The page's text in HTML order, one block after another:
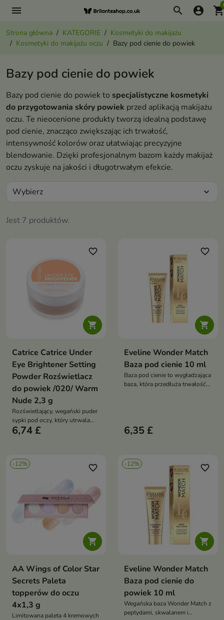
menu search account_circle
Strona główna KATEGORIE
Kosmetyki do makijażu
Kosmetyki do makijażu oczu
Bazy pod cienie do powiek
Bazy pod cienie do powiek
Bazy pod cienie do powiek to specjalistyczne kosmetyki
do przygotowania skóry powiek przed aplikacją makijażu
oczu. Te nieocenione produkty tworzą idealną podstawę
pod cienie, znacząco zwiększając ich trwałość,
intensywność kolorów oraz ułatwiając precyzyjne
blendowanie. Dzięki profesjonalnym bazom każdy makijaż
oczu zyskuje na jakości i długotrwałym efekcie.
Jest 7 produktów.
Wybierz expand_more

favorite_border
Catrice Catrice Under
Eye Brightener Setting
Powder Rozświetlacz
do powiek /020/ Warm
Nude 2,3 g
Rozświetlający, wegański puder
sypki pod oczy, który utrwala
korektor, wygładza okolicę oka i
6,74 £

favorite_border
Eveline Wonder Match
Baza pod cienie 10 ml
Baza pod cienie to wygładzająca
baza, która przedłuża trwałość
skórę powiek
6,35 £
-12%

favorite_border
AA Wings of Color Star
Secrets Paleta
topperów do oczu
4x1,3 g
Limitowana paleta 4 kremowych
-12%

favorite_border
Eveline Wonder Match
Baza pod cienie do
powiek 10 ml
Wegańska baza Wonder Match z
peptydami, skwalanem i